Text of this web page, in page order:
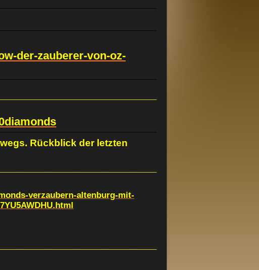
der-zauberer-von-oz-
Rückblick der letzten
verzaubern-altenburg-mit-